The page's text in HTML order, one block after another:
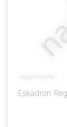
Eskadron